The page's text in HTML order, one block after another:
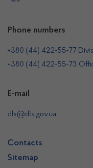
Phone numbers
+380 (44) 422-55-77
+380 (44) 422-55-73
E-mail
dls@dls.gov.ua
Contacts
Sitemap